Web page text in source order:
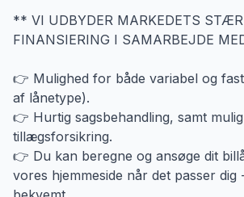
** VI UDBYDER MARKEDETS
FINANSIERING I SAMARBEJDE
👉 Mulighed for både variabel og
af lånetype).
👉 Hurtig sagsbehandling, samt
tillægsforsikring.
👉 Du kan beregne og ansøge dit
vores hjemmeside når det passer dig